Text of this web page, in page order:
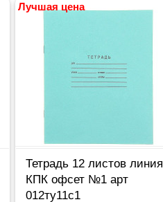
Лучшая цена
Тетрадь 12 листов линия
КПК офсет №1 арт
012ту11с1